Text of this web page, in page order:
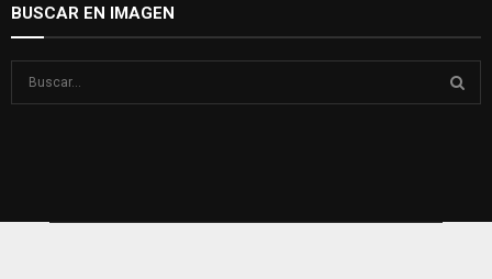
BUSCAR EN IMAGEN